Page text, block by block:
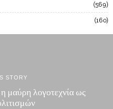
569
160
STORY
μαύρη λογοτεχνία ως